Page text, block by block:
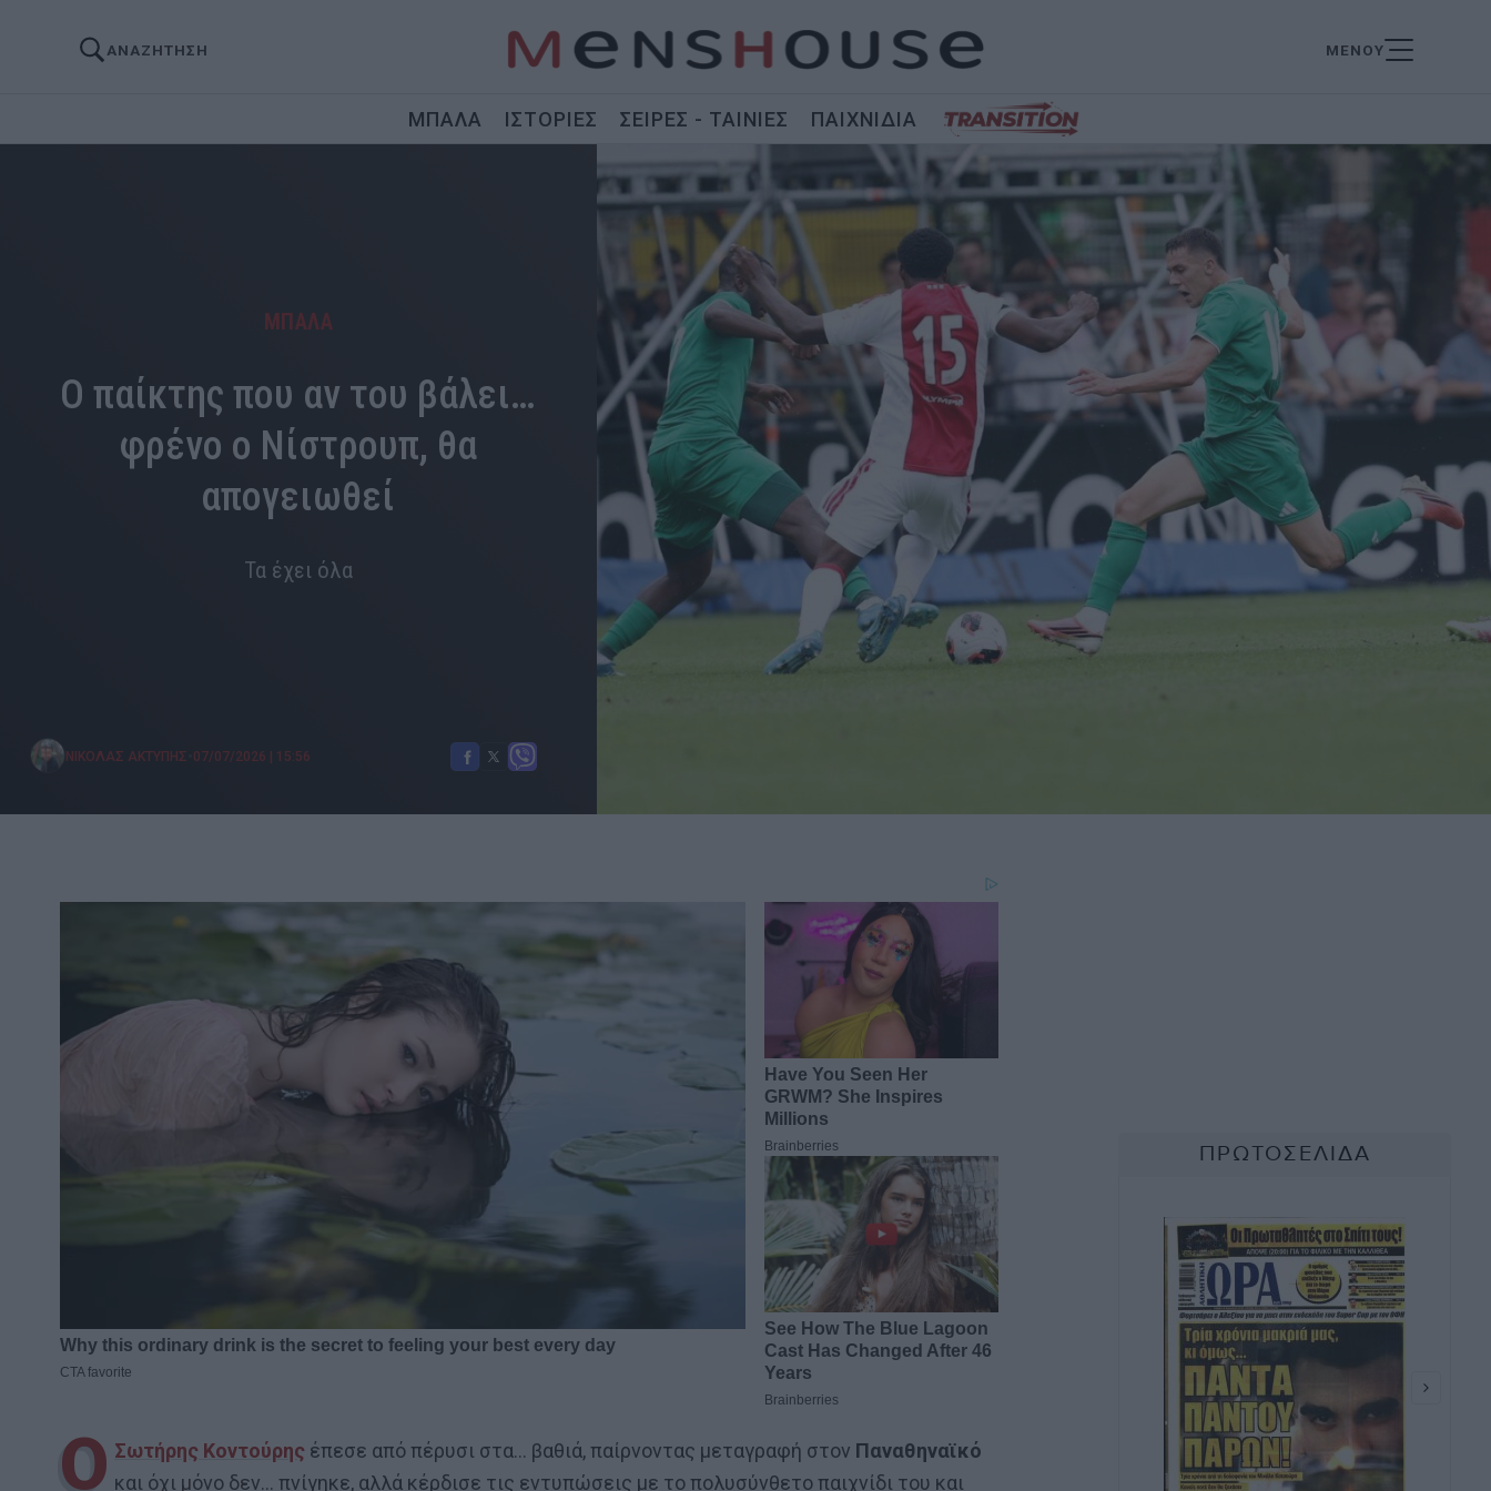
ΑΝΑΖΗΤΗΣΗ ΜΕΝΟΥ
ΜΠΑΛΑ ΙΣΤΟΡΙΕΣ ΣΕΙΡΕΣ - ΤΑΙΝΙΕΣ ΠΑΙΧΝΙΔΙΑ
ΜΠΑΛΑ
Ο παίκτης που αν του βάλει…
φρένο ο Νίστρουπ, θα
απογειωθεί
Τα έχει όλα
ΝΙΚΟΛΑΣ ΑΚΤΥΠΗΣ 07/07/2026 | 15:56
Ο Σωτήρης Κοντούρης έπεσε από πέρυσι στα… βαθιά, παίρνοντας μεταγραφή στον Παναθηναϊκό
και όχι μόνο δεν… πνίγηκε, αλλά κέρδισε τις εντυπώσεις με το πολυσύνθετο παιχνίδι του και